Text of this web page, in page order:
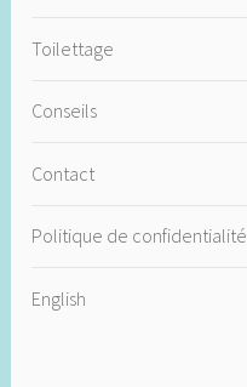
Toilettage
Conseils
Contact
Politique de confidentialité
English